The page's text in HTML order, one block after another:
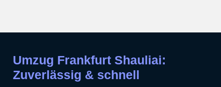
Umzug Frankfurt Shauliai:
Zuverlässig & schnell